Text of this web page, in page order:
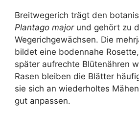
Breitwegerich trägt den
Plantago majorund gehört zu
Wegerichgewächsen. Die
bildet eine bodennahe
später aufrechte Blütenähren
Rasen bleiben die Blätter
sie sich an wiederholtes
gut anpassen.